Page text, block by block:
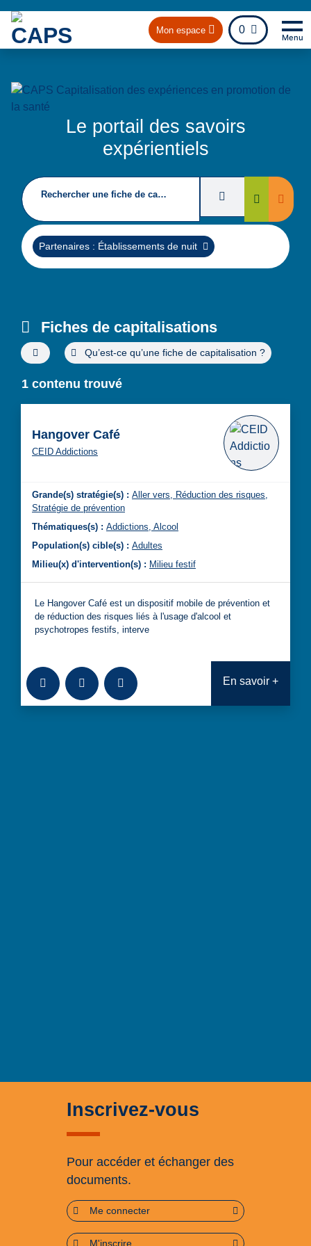
Mon espace 0
fichier
Menu
Le portail des savoirs
expérientiels
Rechercher une fiche de capitalisation Filtres deRechercher
Supprimer
Partenaires : Établissements de nuit
Fiches de capitalisations
Filtres de recherche avancée
Qu’est-ce qu’une fiche de capitalisation ?
1 contenu trouvé
Hangover Café
CEID Addictions
Grande(s) stratégie(s) : Aller vers, Réduction des risques,
Stratégie de prévention
Thématiques(s) : Addictions, Alcool
Population(s) cible(s) : Adultes
Milieu(x) d'intervention(s) : Milieu festif
Le Hangover Café est un dispositif mobile de prévention et
de réduction des risques liés à l'usage d'alcool et
psychotropes festifs, interve
Ajouter à la bibliothèque
TéléchargerConsulter En savoir +
Inscrivez-vous
Pour accéder et échanger des
documents.
Me connecter
M'inscrire